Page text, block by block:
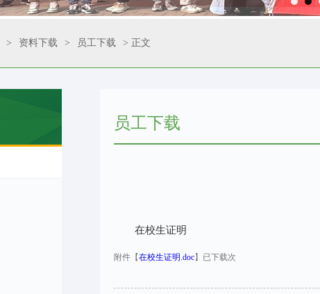
> 资料下载 > 员工下载 > 正文
员工下载
在校生证明
附件【在校生证明.doc】已下载次